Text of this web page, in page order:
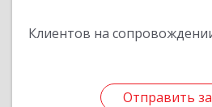
Клиентов на
Отправить
Отправить